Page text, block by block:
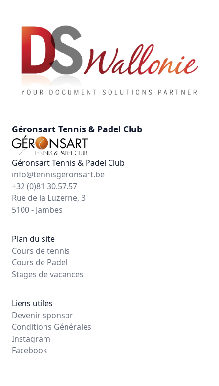
Géronsart Tennis & Padel Club
Géronsart Tennis & Padel Club
info@tennisgeronsart.be
+32 (0)81 30.57.57
Rue de la Luzerne, 3
5100 - Jambes
Plan du site
Cours de tennis
Cours de Padel
Stages de vacances
Liens utiles
Devenir sponsor
Conditions Générales
Instagram
Facebook